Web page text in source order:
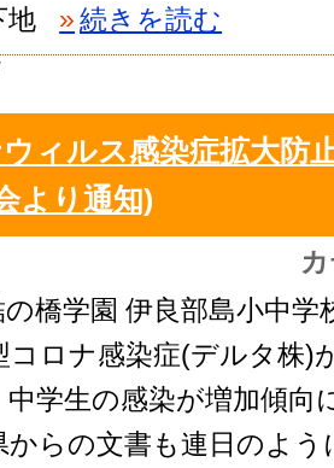
地
»続きを読む
ィルス感染症拡大防
より通知)
の橋学園 伊良部島小中
コロナ感染症(デルタ株)
中学生の感染が増加傾
からの文書も連日のよ